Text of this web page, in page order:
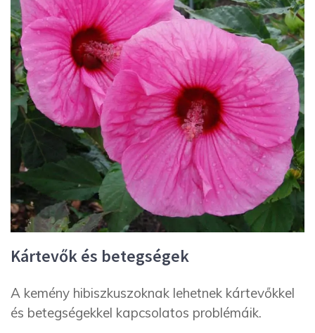
Kártevők és betegségek
A kemény hibiszkuszoknak lehetnek kártevőkkel
és betegségekkel kapcsolatos problémáik.